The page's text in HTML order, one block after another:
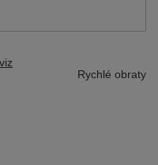
viz
Rychlé obraty